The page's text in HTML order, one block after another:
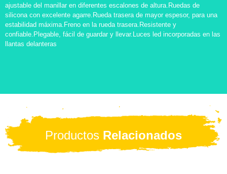
ajustable del manillar en diferentes escalones de altura.Ruedas de
silicona con excelente agarre.Rueda trasera de mayor espesor, para una
estabilidad máxima.Freno en la rueda trasera.Resistente y
confiable.Plegable, fácil de guardar y llevar.Luces led incorporadas en las
llantas delanteras
Productos Relacionados